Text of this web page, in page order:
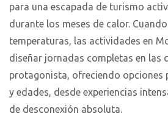
para una escapada de turismo
durante los meses de calor.
temperaturas, las actividades en
diseñar jornadas completas en las
protagonista, ofreciendo opciones
y edades, desde experiencias
de desconexión absoluta.